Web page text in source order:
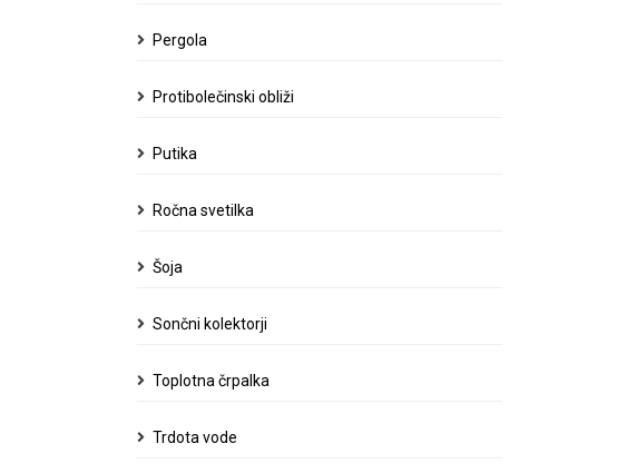
Pergola
Protibolečinski obliži
Putika
Ročna svetilka
Šoja
Sončni kolektorji
Toplotna črpalka
Trdota vode